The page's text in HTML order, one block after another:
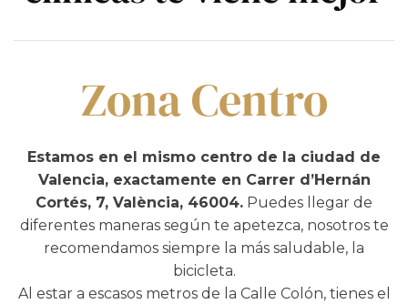
Zona Centro
Estamos en el mismo centro de la ciudad de
Valencia, exactamente en Carrer d’Hernán
Cortés, 7, València, 46004. Puedes llegar de
diferentes maneras según te apetezca, nosotros te
recomendamos siempre la más saludable, la
bicicleta.
Al estar a escasos metros de la Calle Colón, tienes el